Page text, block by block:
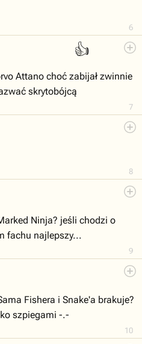
6
👍
7
Attano choć zabijał zwinnie
skrytobójcą
8
9
Ninja? jeśli chodzi o
fachu najlepszy...
10
Fishera i Snake'a brakuje?
szpiegami -.-